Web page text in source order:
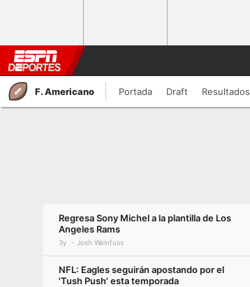
F. Americano Portada Draft Resultados
Regresa Sony Michel a la plantilla de Los
Angeles Rams
3y Josh Weinfuss
NFL: Eagles seguirán apostando por el
'Tush Push' esta temporada